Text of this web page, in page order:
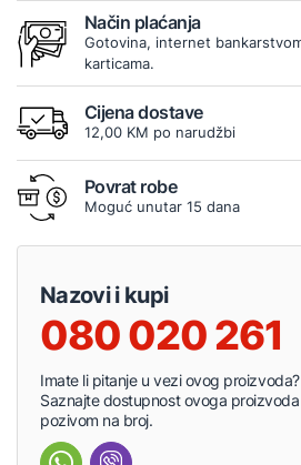
Način plaćanja
Gotovina, internet
karticama.
Cijena dostave
12,00 KM po narudžbi
Povrat robe
Moguć unutar 15 dana
Nazovi i kupi
080 020 261
Imate li pitanje u vezi ovog
Saznajte dostupnost ovoga
pozivom na broj.